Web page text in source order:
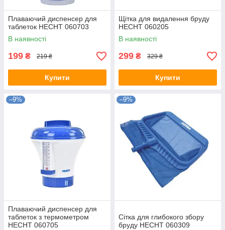
Плаваючий диспенсер для
таблеток HECHT 060703
В наявності
199 ₴ 219 ₴
Купити
Щітка для видалення бруду
HECHT 060205
В наявності
299 ₴ 329 ₴
Купити
–9%
Плаваючий диспенсер для
таблеток з термометром
HECHT 060705
–9%
Сітка для глибокого збору
бруду HECHT 060309